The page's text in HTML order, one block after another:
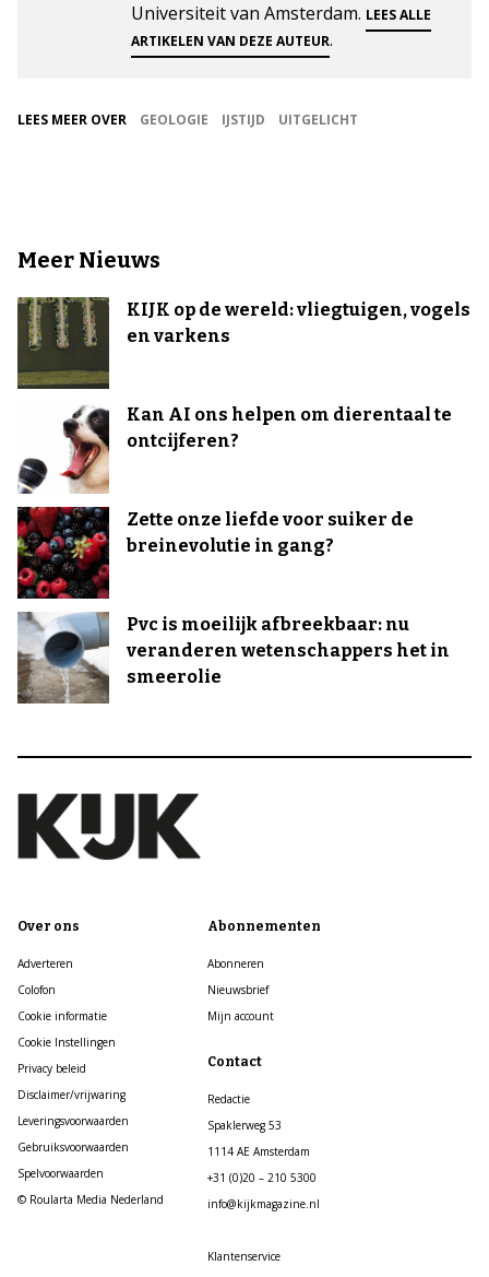
Universiteit van Amsterdam. LEES ALLE
ARTIKELEN VAN DEZE AUTEUR.
LEES MEER OVER GEOLOGIE IJSTIJD UITGELICHT
Meer Nieuws
KIJK op de wereld: vliegtuigen, vogels
en varkens
Kan AI ons helpen om dierentaal te
ontcijferen?
Zette onze liefde voor suiker de
breinevolutie in gang?
Pvc is moeilijk afbreekbaar: nu
veranderen wetenschappers het in
smeerolie
Over ons
Adverteren
Colofon
Cookie informatie
Cookie Instellingen
Privacy beleid
Disclaimer/vrijwaring
Leveringsvoorwaarden
Gebruiksvoorwaarden
Spelvoorwaarden
© Roularta Media Nederland
Abonnementen
Abonneren
Nieuwsbrief
Mijn account
Contact
Redactie
Spaklerweg 53
1114 AE Amsterdam
+31 (0)20 – 210 5300
info@kijkmagazine.nl
Klantenservice